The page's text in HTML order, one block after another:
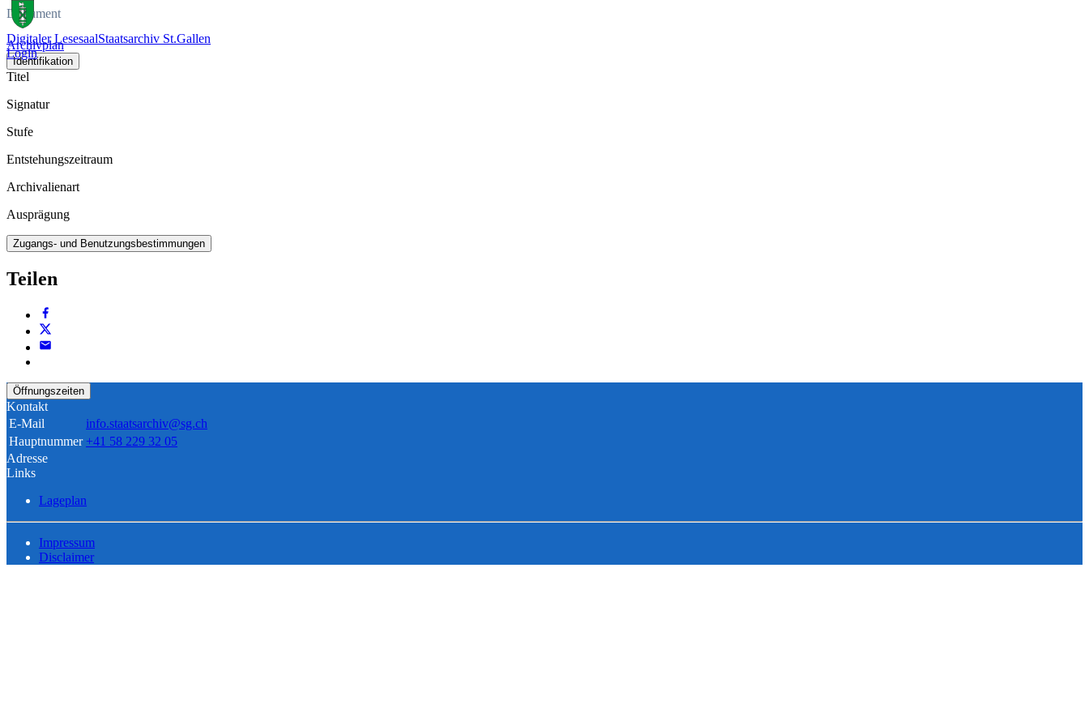
Digitaler LesesaalStaatsarchiv St.Gallen
Login
Dokument
Archivplan
Identifikation
Titel
Signatur
Stufe
Entstehungszeitraum
Archivalienart
Ausprägung
Zugangs- und Benutzungsbestimmungen
Teilen
Öffnungszeiten
Kontakt
E-Mail
info.staatsarchiv@sg.ch
Hauptnummer +41 58 229 32 05
Adresse
Links
Lageplan
Impressum
Disclaimer